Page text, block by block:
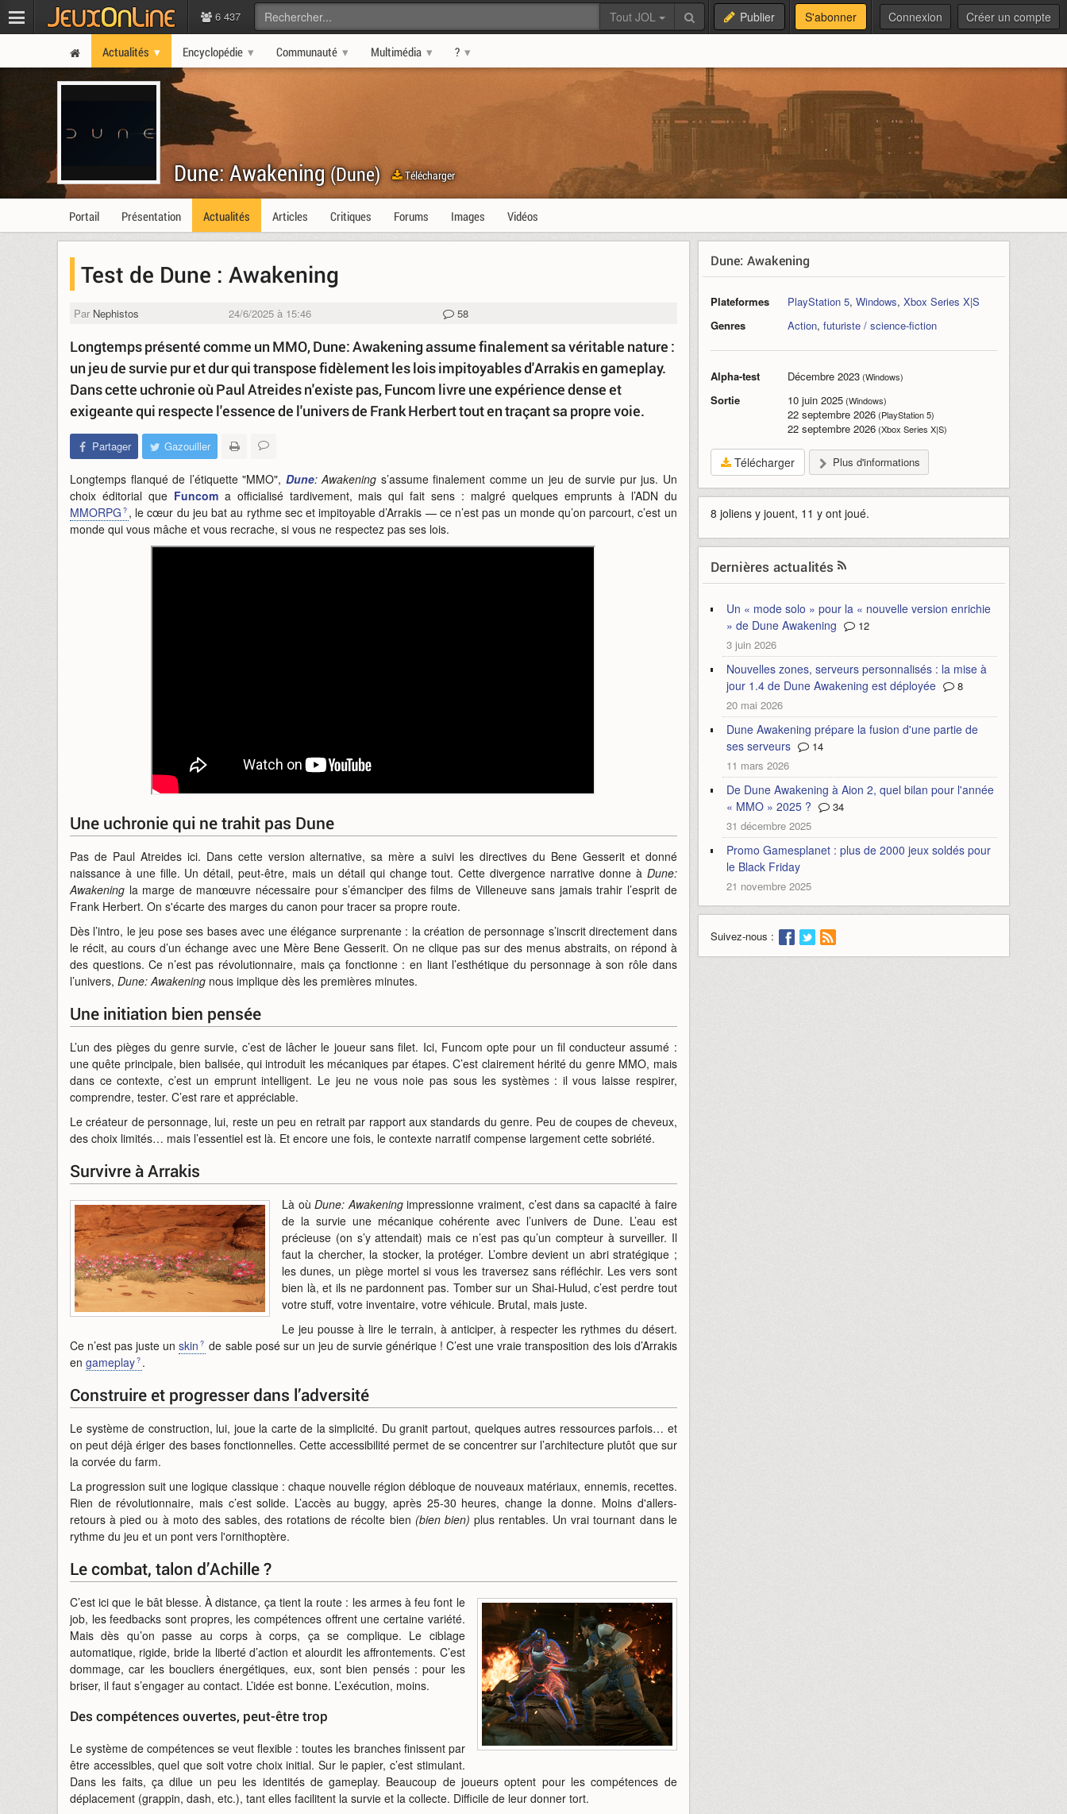
6 437 Tout JOL Publier S'abonner Connexion Créer un compte
Actualités Encyclopédie Communauté Multimédia ?
Dune: Awakening(Dune) Télécharger
Portail Présentation Actualités Articles Critiques Forums Images Vidéos
Test de Dune : Awakening
Par Nephistos 24/6/2025 à 15:46 58
Longtemps présenté comme un MMO, Dune: Awakening assume finalement sa véritable nature :
un jeu de survie pur et dur qui transpose fidèlement les lois impitoyables d'Arrakis en gameplay.
Dans cette uchronie où Paul Atreides n'existe pas, Funcom livre une expérience dense et
exigeante qui respecte l'essence de l'univers de Frank Herbert tout en traçant sa propre voie.
Partager Gazouiller
Longtemps flanqué de l’étiquette "MMO", Dune: Awakening s’assume finalement comme un jeu de survie pur jus. Un
choix éditorial que Funcoma officialisé tardivement, mais qui fait sens : malgré quelques emprunts à l’ADN du
MMORPG , le cœur du jeu bat au rythme sec et impitoyable d’Arrakis — ce n’est pas un monde qu’on parcourt, c’est un
monde qui vous mâche et vous recrache, si vous ne respectez pas ses lois.
Une uchronie qui ne trahit pas Dune
Pas de Paul Atreides ici. Dans cette version alternative, sa mère a suivi les directives du Bene Gesserit et donné
naissance à une fille. Un détail, peut-être, mais un détail qui change tout. Cette divergence narrative donne à Dune:
Awakening la marge de manœuvre nécessaire pour s’émanciper des films de Villeneuve sans jamais trahir l’esprit de
Frank Herbert. On s'écarte des marges du canon pour tracer sa propre route.
Dès l’intro, le jeu pose ses bases avec une élégance surprenante : la création de personnage s’inscrit directement dans
le récit, au cours d’un échange avec une Mère Bene Gesserit. On ne clique pas sur des menus abstraits, on répond à
des questions. Ce n’est pas révolutionnaire, mais ça fonctionne : en liant l’esthétique du personnage à son rôle dans
l’univers, Dune: Awakening nous implique dès les premières minutes.
Une initiation bien pensée
L’un des pièges du genre survie, c’est de lâcher le joueur sans filet. Ici, Funcom opte pour un fil conducteur assumé :
une quête principale, bien balisée, qui introduit les mécaniques par étapes. C’est clairement hérité du genre MMO, mais
dans ce contexte, c’est un emprunt intelligent. Le jeu ne vous noie pas sous les systèmes : il vous laisse respirer,
comprendre, tester. C’est rare et appréciable.
Le créateur de personnage, lui, reste un peu en retrait par rapport aux standards du genre. Peu de coupes de cheveux,
des choix limités… mais l’essentiel est là. Et encore une fois, le contexte narratif compense largement cette sobriété.
Survivre à Arrakis
Là oùDune: Awakeningimpressionne vraiment, c’est dans sa capacité à faire
de la survie une mécanique cohérente avec l’univers de Dune. L’eau est
précieuse (on s’y attendait) mais ce n’est pas qu’un compteur à surveiller. Il
faut la chercher, la stocker, la protéger. L’ombre devient un abri stratégique ;
les dunes, un piège mortel si vous les traversez sans réfléchir. Les vers sont
bien là, et ils ne pardonnent pas. Tomber sur un Shai-Hulud, c’est perdre tout
votre stuff, votre inventaire, votre véhicule. Brutal, mais juste.
Le jeu pousse à lire le terrain, à anticiper, à respecter les rythmes du désert.
Ce n’est pas juste unskin
de sable posé sur un jeu de survie générique ! C’est une vraie transposition des lois d’Arrakis
en gameplay .
Construire et progresser dans l’adversité
Le système de construction, lui, joue la carte de la simplicité. Du granit partout, quelques autres ressources parfois… et
on peut déjà ériger des bases fonctionnelles. Cette accessibilité permet de se concentrer sur l’architecture plutôt que sur
la corvée du farm.
La progression suit une logique classique : chaque nouvelle région débloque de nouveaux matériaux, ennemis, recettes.
Rien de révolutionnaire, mais c’est solide. L’accès au buggy, après 25-30 heures, change la donne. Moins d'allers-
retours à pied ou à moto des sables, des rotations de récolte bien (bien bien) plus rentables. Un vrai tournant dans le
rythme du jeu et un pont vers l'ornithoptère.
Le combat, talon d’Achille ?
C’est ici que le bât blesse. À distance, ça tient la route : les armes à feu font le
job, les feedbacks sont propres, les compétences offrent une certaine variété.
Mais dès qu’on passe au corps à corps, ça se complique. Le ciblage
automatique, rigide, bride la liberté d’action et alourdit les affrontements. C’est
dommage, car les boucliers énergétiques, eux, sont bien pensés : pour les
briser, il faut s’engager au contact. L’idée est bonne. L’exécution, moins.
Des compétences ouvertes, peut-être trop
Le système de compétences se veut flexible : toutes les branches finissent par
être accessibles, quel que soit votre choix initial. Sur le papier, c’est stimulant.
Dans les faits, ça dilue un peu les identités de gameplay. Beaucoup de joueurs optent pour les compétences de
déplacement (grappin, dash, etc.), tant elles facilitent la survie et la collecte. Difficile de leur donner tort.
Dune: Awakening
Plateformes PlayStation 5, Windows, Xbox Series X|S
Genres
Action, futuriste / science-fiction
Alpha-test Décembre 2023(Windows)
Sortie 10 juin 2025(Windows)
22 septembre 2026(PlayStation 5)
22 septembre 2026(Xbox Series X|S)
Télécharger Plus d'informations
8 joliens y jouent, 11 y ont joué.
Dernières actualités
Un « mode solo » pour la « nouvelle version enrichie
» de Dune Awakening
12
3 juin 2026
Nouvelles zones, serveurs personnalisés : la mise à
jour 1.4 de Dune Awakening est déployée
8
20 mai 2026
Dune Awakening prépare la fusion d'une partie de
ses serveurs
14
11 mars 2026
De Dune Awakening à Aion 2, quel bilan pour l'année
« MMO » 2025 ?
34
31 décembre 2025
Promo Gamesplanet : plus de 2000 jeux soldés pour
le Black Friday
21 novembre 2025
Suivez-nous :